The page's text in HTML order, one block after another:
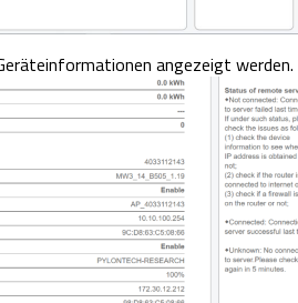
angezeigt werden.